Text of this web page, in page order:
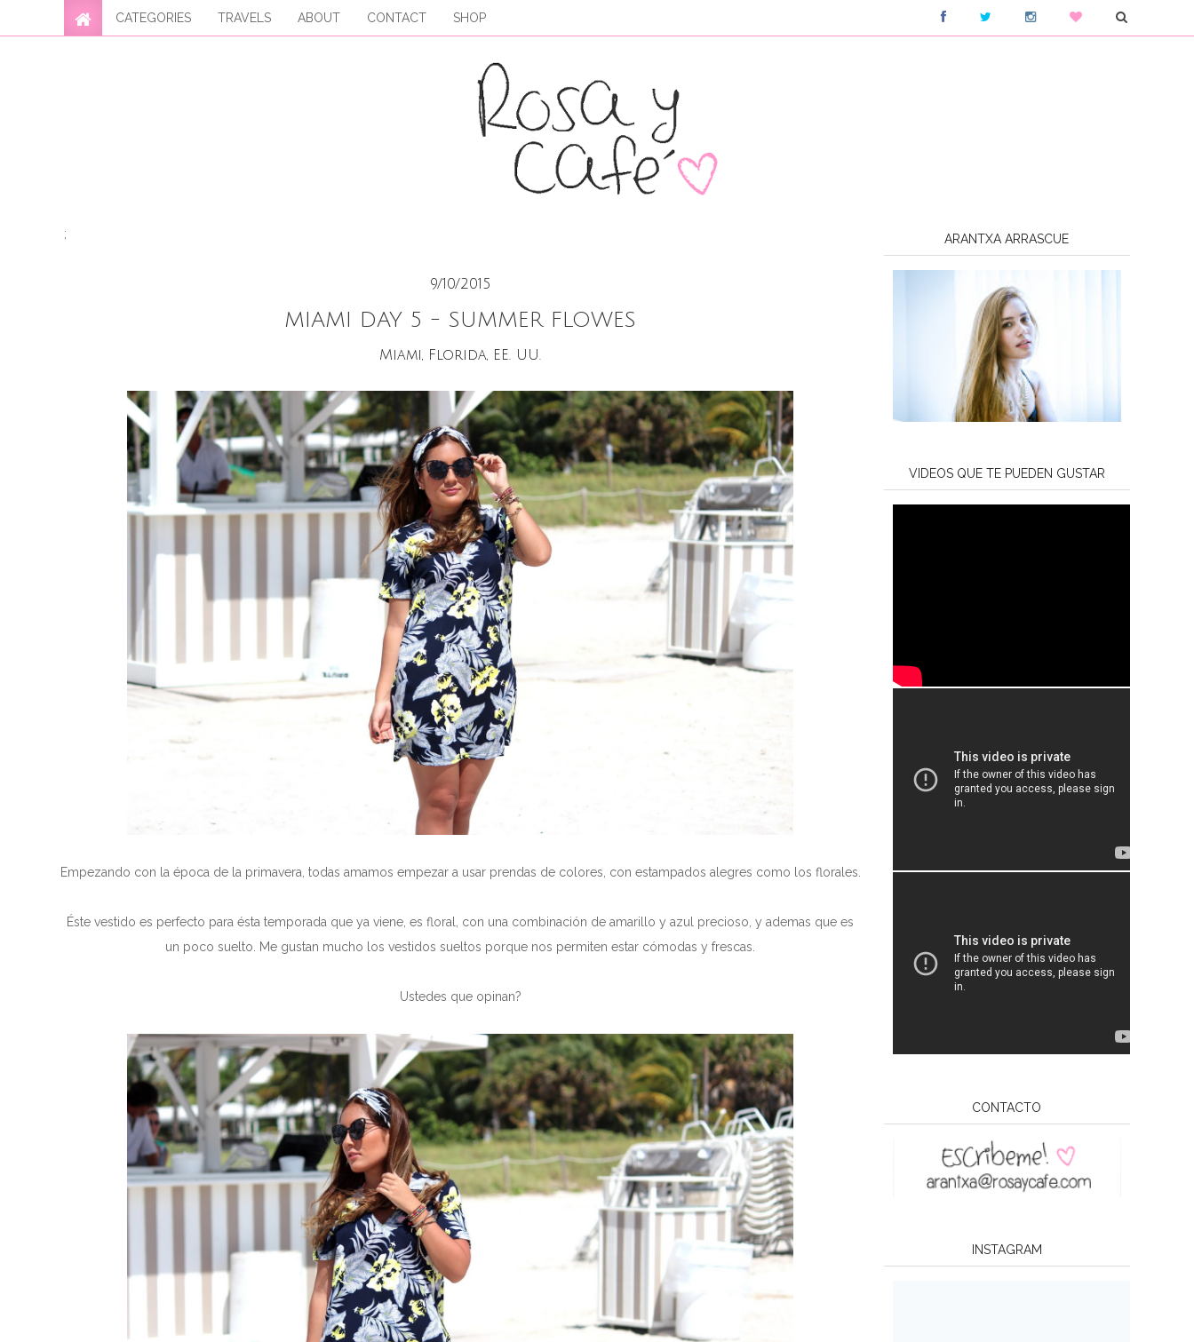
CATEGORIES TRAVELS ABOUT CONTACT SHOP
;
9/10/2015
MIAMI DAY 5 - SUMMER FLOWES
Miami, Florida, EE. UU.
Empezando con la época de la primavera, todas amamos empezar a usar prendas de colores, con estampados alegres como los florales.
Éste vestido es perfecto para ésta temporada que ya viene, es floral, con una combinación de amarillo y azul precioso, y ademas que es
un poco suelto. Me gustan mucho los vestidos sueltos porque nos permiten estar cómodas y frescas.
Ustedes que opinan?
ARANTXA ARRASCUE
VIDEOS QUE TE PUEDEN GUSTAR
CONTACTO
INSTAGRAM